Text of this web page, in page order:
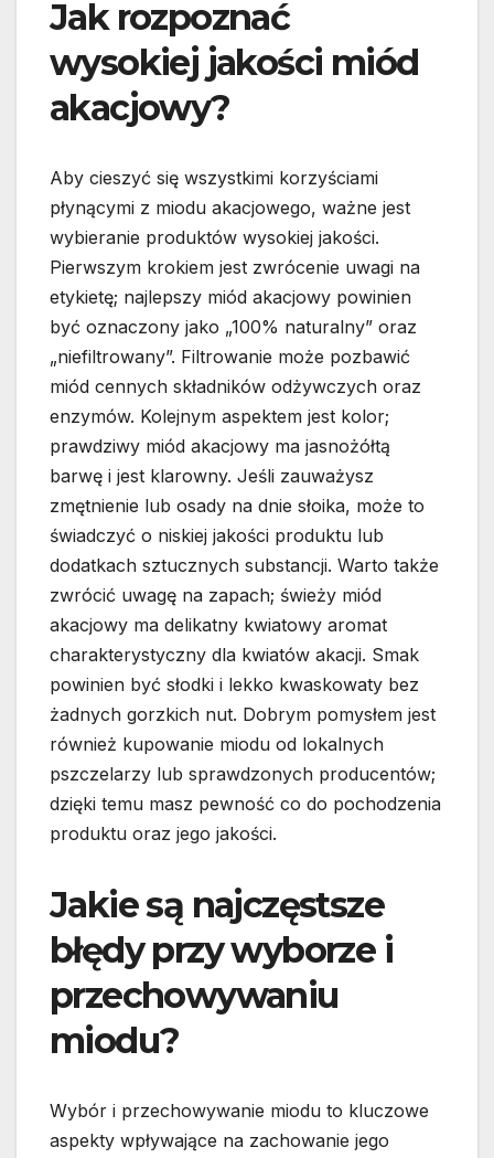
Jak rozpoznać
wysokiej jakości miód
akacjowy?
Aby cieszyć się wszystkimi korzyściami
płynącymi z miodu akacjowego, ważne jest
wybieranie produktów wysokiej jakości.
Pierwszym krokiem jest zwrócenie uwagi na
etykietę; najlepszy miód akacjowy powinien
być oznaczony jako „100% naturalny” oraz
„niefiltrowany”. Filtrowanie może pozbawić
miód cennych składników odżywczych oraz
enzymów. Kolejnym aspektem jest kolor;
prawdziwy miód akacjowy ma jasnożółtą
barwę i jest klarowny. Jeśli zauważysz
zmętnienie lub osady na dnie słoika, może to
świadczyć o niskiej jakości produktu lub
dodatkach sztucznych substancji. Warto także
zwrócić uwagę na zapach; świeży miód
akacjowy ma delikatny kwiatowy aromat
charakterystyczny dla kwiatów akacji. Smak
powinien być słodki i lekko kwaskowaty bez
żadnych gorzkich nut. Dobrym pomysłem jest
również kupowanie miodu od lokalnych
pszczelarzy lub sprawdzonych producentów;
dzięki temu masz pewność co do pochodzenia
produktu oraz jego jakości.
Jakie są najczęstsze
błędy przy wyborze i
przechowywaniu
miodu?
Wybór i przechowywanie miodu to kluczowe
aspekty wpływające na zachowanie jego